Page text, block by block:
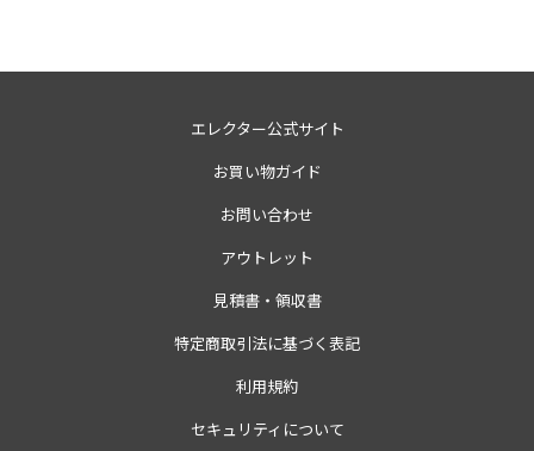
エレクター公式サイト
お買い物ガイド
お問い合わせ
アウトレット
見積書・領収書
特定商取引法に基づく表記
利用規約
セキュリティについて